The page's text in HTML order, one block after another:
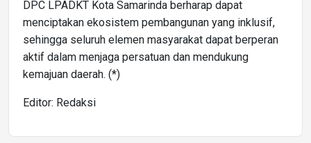
DPC LPADKT Kota Samarinda berharap dapat
menciptakan ekosistem pembangunan yang inklusif,
sehingga seluruh elemen masyarakat dapat berperan
aktif dalam menjaga persatuan dan mendukung
kemajuan daerah. (*)
Editor: Redaksi